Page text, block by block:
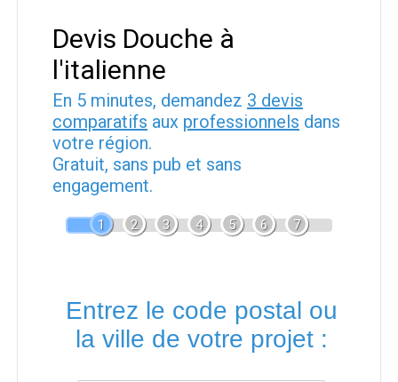
Devis Douche à
l'italienne
En 5 minutes, demandez 3 devis
comparatifs aux professionnels dans
votre région.
Gratuit, sans pub et sans
engagement.
1 2 3 4 5 6 7
Entrez le code postal ou
la ville de votre projet :